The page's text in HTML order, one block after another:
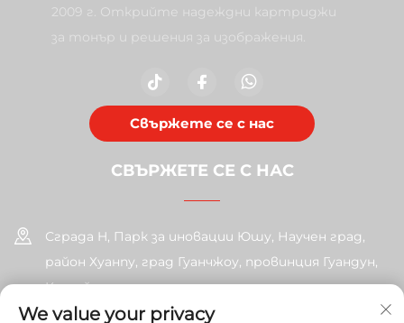
2009 г. Открийте надеждни картриджи
за тонър и решения за изображения.
Свържете се с нас
СВЪРЖЕТЕ СЕ С НАС
Сграда H, Парк за иновации Юшу, Научен град,
район Хуанпу, град Гуанчжоу, провинция Гуандун,
Китай
We value your privacy